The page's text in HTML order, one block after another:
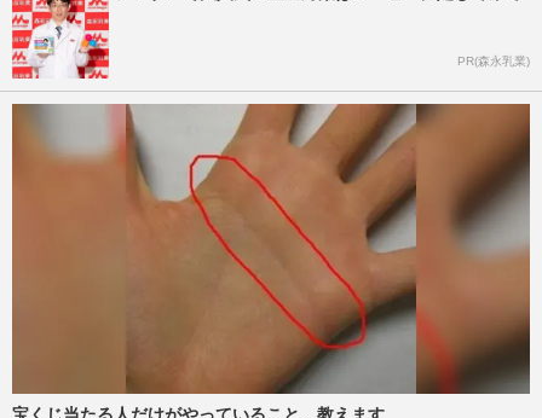
PR(森永乳業)